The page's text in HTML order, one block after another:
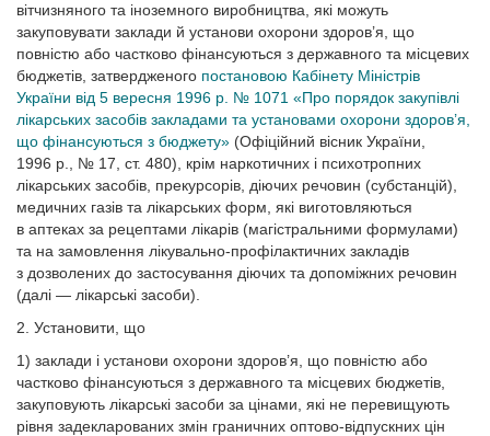
вітчизняного та іноземного виробництва, які можуть
закуповувати заклади й установи охорони здоров’я, що
повністю або частково фінансуються з державного та місцевих
бюджетів, затвердженого постановою Кабінету Міністрів
України від 5 вересня 1996 р. № 1071 «Про порядок закупівлі
лікарських засобів закладами та установами охорони здоров’я,
що фінансуються з бюджету» (Офіційний вісник України,
1996 р., № 17, ст. 480), крім наркотичних і психотропних
лікарських засобів, прекурсорів, діючих речовин (субстанцій),
медичних газів та лікарських форм, які виготовляються
в аптеках за рецептами лікарів (магістральними формулами)
та на замовлення лікувально-профілактичних закладів
з дозволених до застосування діючих та допоміжних речовин
(далі — лікарські засоби).
2. Установити, що
1) заклади і установи охорони здоров’я, що повністю або
частково фінансуються з державного та місцевих бюджетів,
закуповують лікарські засоби за цінами, які не перевищують
рівня задекларованих змін граничних оптово-відпускних цін